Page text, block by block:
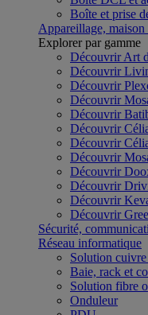
Boîte et prise
Appareillage, maison
Explorer par gamme
Découvrir Art
Découvrir
Découvrir
Découvrir
Découvrir
Découvrir
Découvrir
Découvrir
Découvrir
Découvrir
Découvrir
Découvrir
Sécurité,
Réseau informatique
Solution
Baie, rack et
Solution fibre
Onduleur